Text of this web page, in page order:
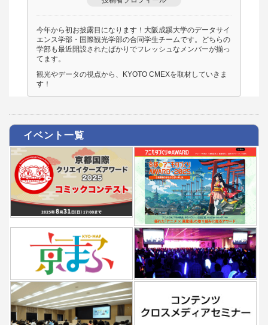
今年から初お披露目になります！大阪成蹊大学のデータサイ
エンス学部・国際観光学部の合同学生チームです。どちらの
学部も最近開設されたばかりでフレッシュなメンバーが揃っ
てます。
観光やデータの視点から、KYOTO CMEXを取材していきま
す！
イベント一覧